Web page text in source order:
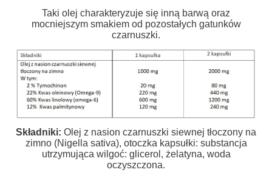
Taki olej charakteryzuje się inną barwą oraz
mocniejszym smakiem od pozostałych gatunków
czarnuszki.
Składniki: Olej z nasion czarnuszki siewnej tłoczony na
zimno (Nigella sativa), otoczka kapsułki: substancja
utrzymująca wilgoć: glicerol, żelatyna, woda
oczyszczona.